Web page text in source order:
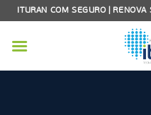
Skip
content
ITURAN COM SEGURO |